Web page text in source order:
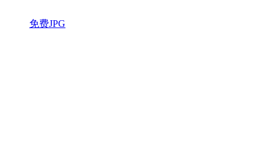
免费JPG